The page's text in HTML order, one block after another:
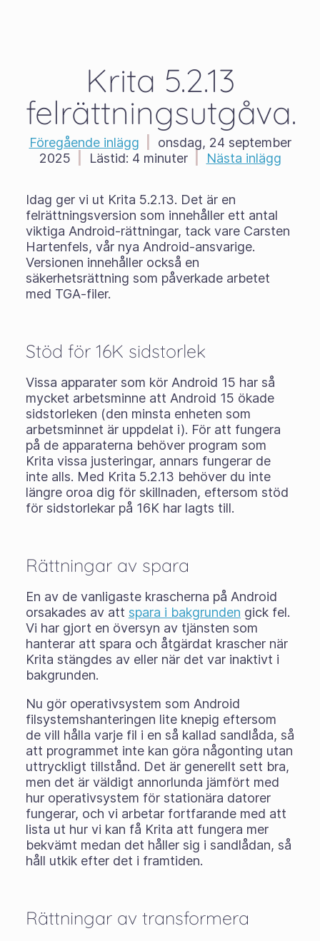
Krita 5.2.13
felrättningsutgåva.
Föregående inlägg
onsdag, 24 september
2025
Lästid: 4 minuter Nästa inlägg
Idag ger vi ut Krita 5.2.13. Det är en
felrättningsversion som innehåller ett antal
viktiga Android-rättningar, tack vare Carsten
Hartenfels, vår nya Android-ansvarige.
Versionen innehåller också en
säkerhetsrättning som påverkade arbetet
med TGA-filer.
Stöd för 16K sidstorlek
Vissa apparater som kör Android 15 har så
mycket arbetsminne att Android 15 ökade
sidstorleken (den minsta enheten som
arbetsminnet är uppdelat i). För att fungera
på de apparaterna behöver program som
Krita vissa justeringar, annars fungerar de
inte alls. Med Krita 5.2.13 behöver du inte
längre oroa dig för skillnaden, eftersom stöd
för sidstorlekar på 16K har lagts till.
Rättningar av spara
En av de vanligaste krascherna på Android
orsakades av att spara i bakgrunden gick fel.
Vi har gjort en översyn av tjänsten som
hanterar att spara och åtgärdat krascher när
Krita stängdes av eller när det var inaktivt i
bakgrunden.
Nu gör operativsystem som Android
filsystemshanteringen lite knepig eftersom
de vill hålla varje fil i en så kallad sandlåda, så
att programmet inte kan göra någonting utan
uttryckligt tillstånd. Det är generellt sett bra,
men det ärväldigt annorlunda jämfört med
hur operativsystem för stationära datorer
fungerar, och vi arbetar fortfarande med att
lista ut hur vi kan få Krita att fungera mer
bekvämt medan det håller sig i sandlådan, så
håll utkik efter det i framtiden.
Rättningar av transformera